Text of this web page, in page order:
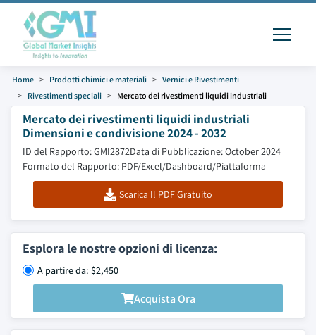
Home Prodotti chimici e materiali
Vernici e Rivestimenti
Rivestimenti speciali
Mercato dei rivestimenti liquidi industriali
Mercato dei rivestimenti liquidi industriali
Dimensioni e condivisione 2024 - 2032
ID del Rapporto: GMI2872Data di Pubblicazione: October 2024
Formato del Rapporto: PDF/Excel/Dashboard/Piattaforma
Scarica Il PDF Gratuito
Esplora le nostre opzioni di licenza:
A partire da: $2,450
Acquista Ora